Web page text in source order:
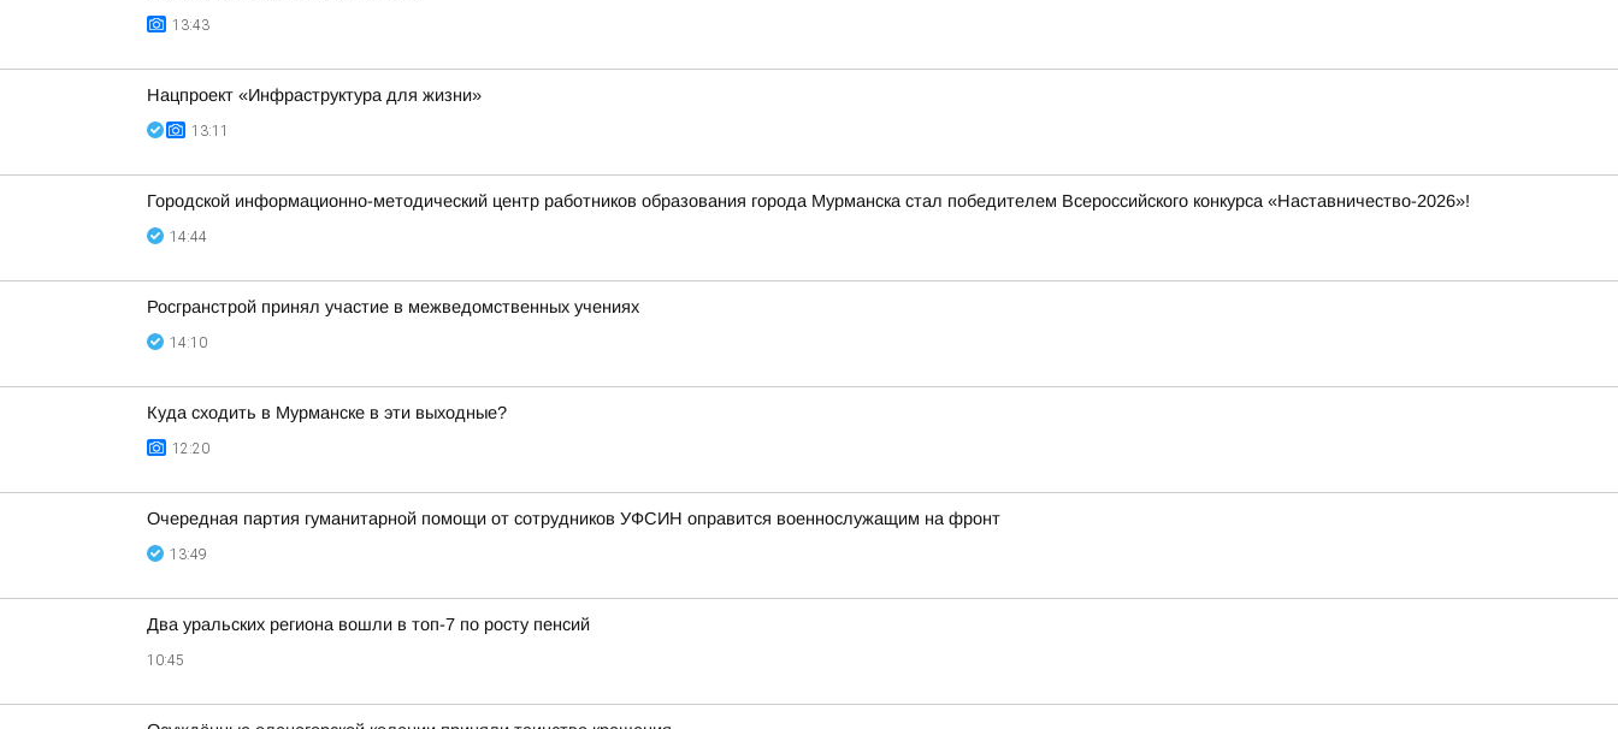
13:43
Нацпроект «Инфраструктура для жизни»
13:11
Городской информационно-методический центр работников образования города Мурманска стал победителем Всероссийского конкурса «Наставничество-2026»!
14:44
Росгранстрой принял участие в межведомственных учениях
14:10
Куда сходить в Мурманске в эти выходные?
12:20
Очередная партия гуманитарной помощи от сотрудников УФСИН оправится военнослужащим на фронт
13:49
Два уральских региона вошли в топ-7 по росту пенсий
10:45